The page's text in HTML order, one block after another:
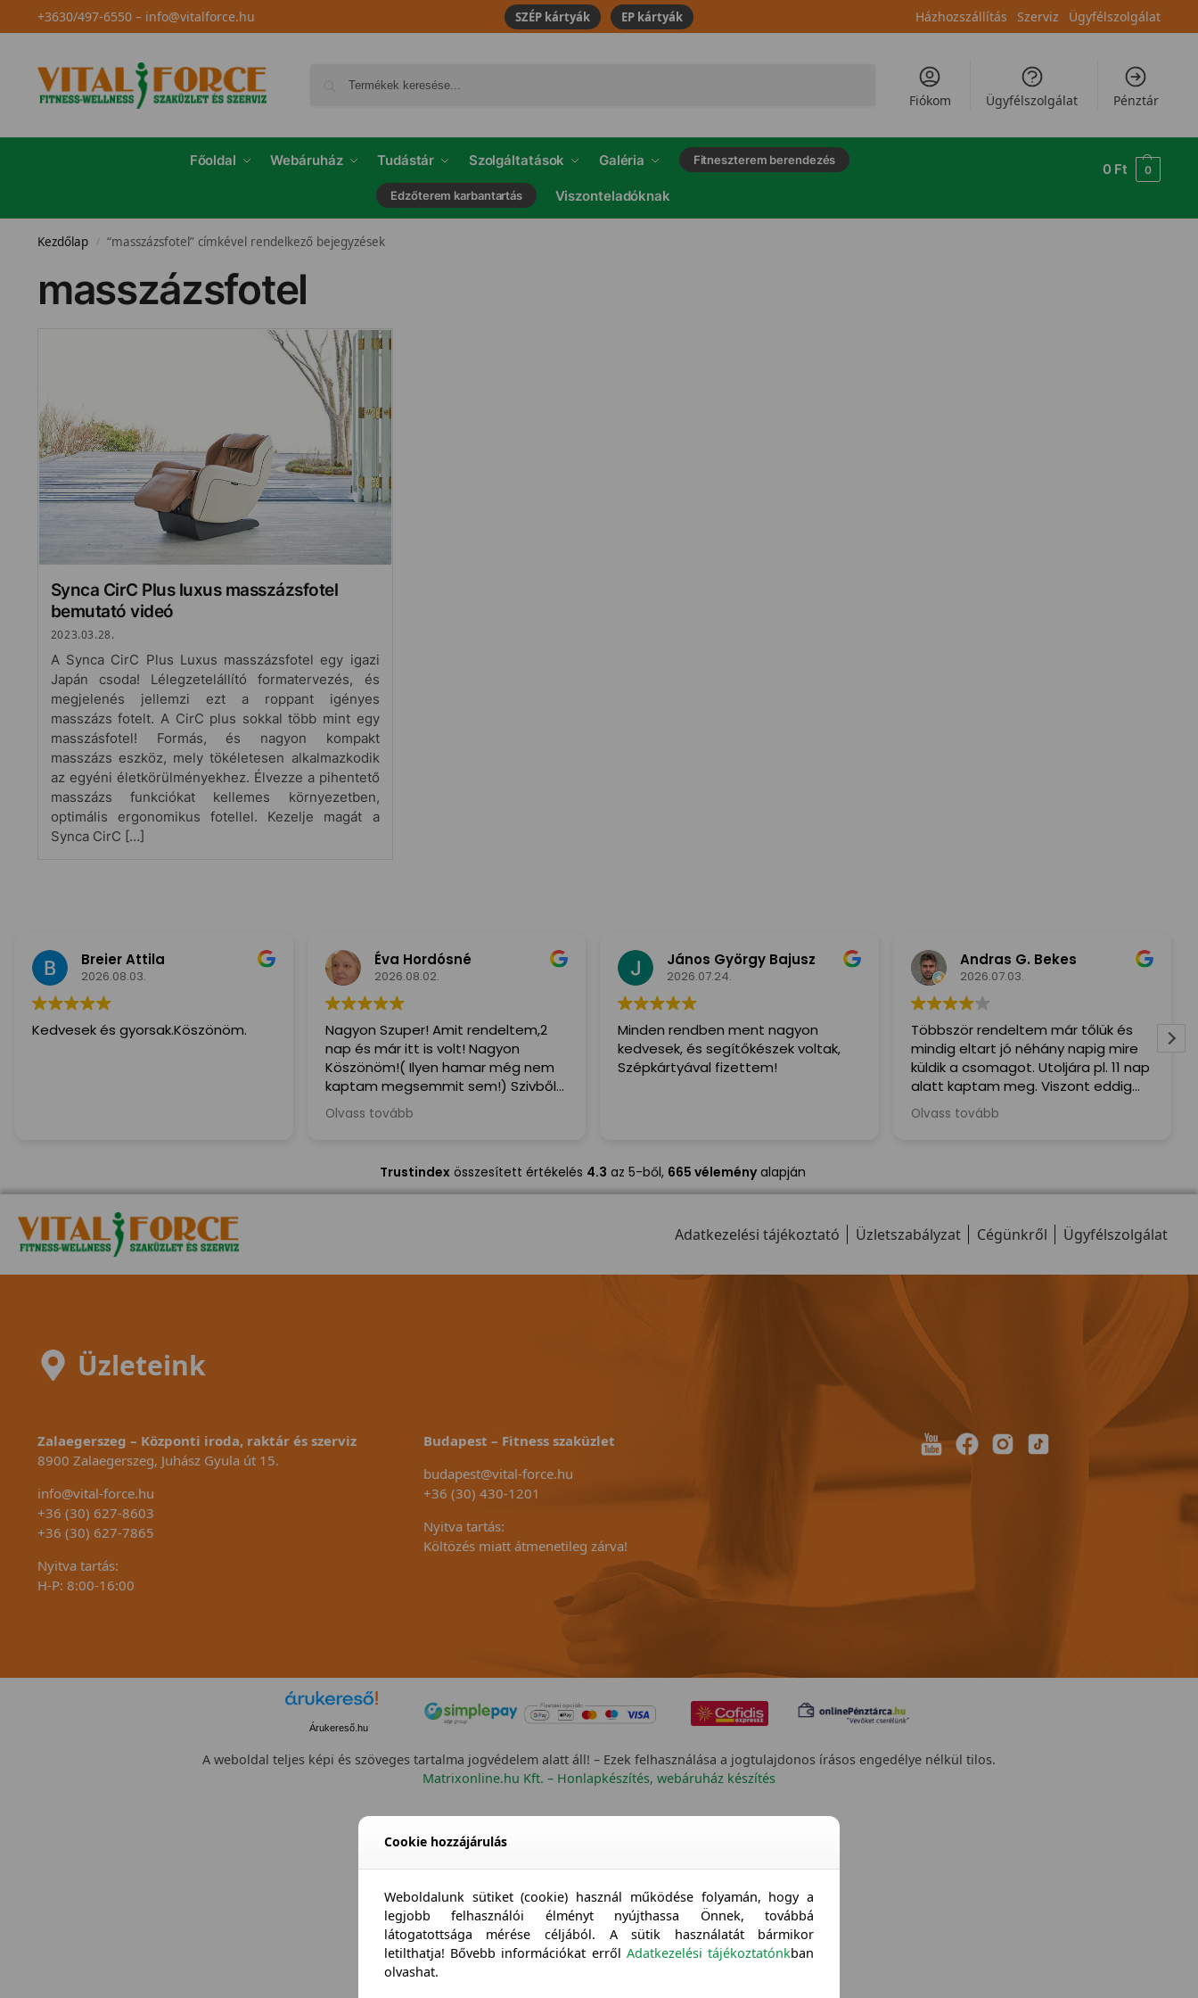
+3630/497-6550– info@vitalforce.hu SZÉP kártyák EP kártyák Házhozszállítás Szerviz Ügyfélszolgálat
Fiókom Ügyfélszolgálat Pénztár
Főoldal Webáruház Tudástár Szolgáltatások Galéria Fitneszterem berendezés
Edzőterem karbantartás Viszonteladóknak
0 Ft 0
Kezdőlap / “masszázsfotel” címkével rendelkező bejegyzések
masszázsfotel
Synca CirC Plus luxus masszázsfotel
bemutató videó
2023.03.28.
A Synca CirC Plus Luxus masszázsfotel egy igazi
Japán csoda! Lélegzetelállító formatervezés, és
megjelenés jellemzi ezt a roppant igényes
masszázs fotelt. A CirC plus sokkal több mint egy
masszásfotel! Formás, és nagyon kompakt
masszázs eszköz, mely tökéletesen alkalmazkodik
az egyéni életkörülményekhez. Élvezze a pihentető
masszázs funkciókat kellemes környezetben,
optimális ergonomikus fotellel. Kezelje magát a
Synca CirC […]
Breier Attila
2026.08.03.
Kedvesek és gyorsak.Köszönöm.
Éva Hordósné
2026.08.02.
Nagyon Szuper! Amit rendeltem,2
nap és már itt is volt! Nagyon
Köszönöm!( Ilyen hamar még nem
kaptam megsemmit sem!) Szivből
ajánlom mindenkinek,a Futár is irtó
kedves és Segitőkész volt!
Olvass tovább
János György Bajusz
2026.07.24.
Minden rendben ment nagyon
kedvesek, és segítőkészek voltak,
Szépkártyával fizettem!
Andras G. Bekes
2026.07.03.
Többször rendeltem már tőlük és
mindig eltart jó néhány napig mire
küldik a csomagot. Utoljára pl. 11 nap
alatt kaptam meg. Viszont eddig
mindig mindent megkaptam hiba
nélkül.
Olvass tovább
Trustindex összesített értékelés 4.3 az 5-ből, 665 véleményalapján
Adatkezelési tájékoztató Üzletszabályzat Cégünkről Ügyfélszolgálat
Üzleteink
Zalaegerszeg – Központi iroda, raktár és szerviz
8900 Zalaegerszeg, Juhász Gyula út 15.
info@vital-force.hu
+36 (30) 627-8603
+36 (30) 627-7865
Nyitva tartás:
H-P: 8:00-16:00
Budapest – Fitness szaküzlet
budapest@vital-force.hu
+36 (30) 430-1201
Nyitva tartás:
Költözés miatt átmenetileg zárva!
Árukereső.hu
A weboldal teljes képi és szöveges tartalma jogvédelem alatt áll! – Ezek felhasználása a jogtulajdonos írásos engedélye nélkül tilos.
Matrixonline.hu Kft. – Honlapkészítés, webáruház készítés
Cookie hozzájárulás
Weboldalunk sütiket (cookie) használ működése folyamán, hogy a
legjobb felhasználói élményt nyújthassa Önnek, továbbá
látogatottsága mérése céljából. A sütik használatát bármikor
letilthatja! Bővebb információkat erről Adatkezelési tájékoztatónkban
olvashat.